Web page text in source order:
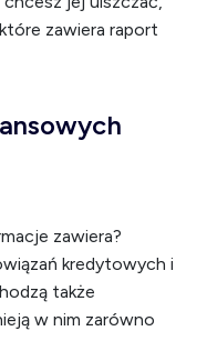
zawiera raport
zawiera?
kredytowych i
także
w nim zarówno